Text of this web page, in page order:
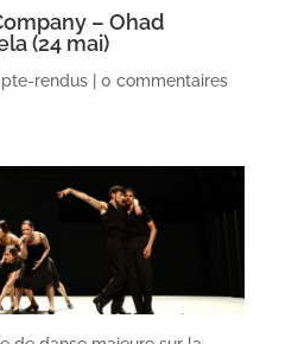
– Ohad
(24 mai)
rendus| 0 commentaires